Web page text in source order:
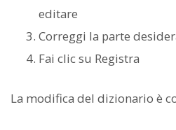
editare
Correggi la parte
Fai clic su Registra
La modifica del dizionario è